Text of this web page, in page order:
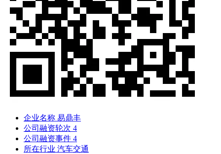
企业名称 易鼎丰
公司融资轮次 4
公司融资事件 4
所在行业 汽车交通